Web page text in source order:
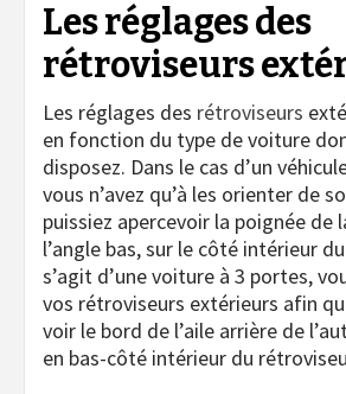
Les réglages des
rétroviseurs
Les réglages des rétroviseurs
en fonction du type de voiture
disposez. Dans le cas d’un
vous n’avez qu’à les orienter de
puissiez apercevoir la poignée de
l’angle bas, sur le côté intérieur
s’agit d’une voiture à 3 portes,
vos rétroviseurs extérieurs afin
voir le bord de l’aile arrière de
en bas-côté intérieur du